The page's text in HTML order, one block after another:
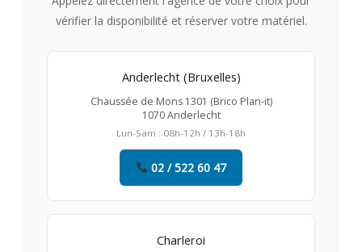
vérifier la disponibilité et réserver votre matériel.
Anderlecht (Bruxelles)
Chaussée de Mons 1301 (Brico Plan-it)
1070 Anderlecht
Lun-Sam : 08h-12h / 13h-18h
02 / 522 60 47
Charleroi